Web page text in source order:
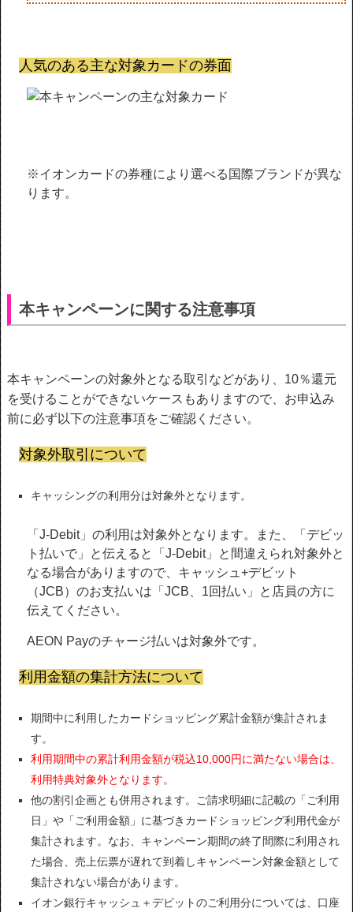
人気のある主な対象カードの券面
※イオンカードの券種により選べる国際ブランドが異な
ります。
本キャンペーンに関する注意事項
本キャンペーンの対象外となる取引などがあり、10％還元
を受けることができないケースもありますので、お申込み
前に必ず以下の注意事項をご確認ください。
対象外取引について
キャッシングの利用分は対象外となります。
「J-Debit」の利用は対象外となります。また、「デビッ
ト払いで」と伝えると「J-Debit」と間違えられ対象外と
なる場合がありますので、キャッシュ+デビット
（JCB）のお支払いは「JCB、1回払い」と店員の方に
伝えてください。
AEON Payのチャージ払いは対象外です。
利用金額の集計方法について
期間中に利用したカードショッピング累計金額が集計されま
す。
利用期間中の累計利用金額が税込10,000円に満たない場合は、
利用特典対象外となります。
他の割引企画とも併用されます。ご請求明細に記載の「ご利用
日」や「ご利用金額」に基づきカードショッピング利用代金が
集計されます。なお、キャンペーン期間の終了間際に利用され
た場合、売上伝票が遅れて到着しキャンペーン対象金額として
集計されない場合があります。
イオン銀行キャッシュ＋デビットのご利用分については、口座